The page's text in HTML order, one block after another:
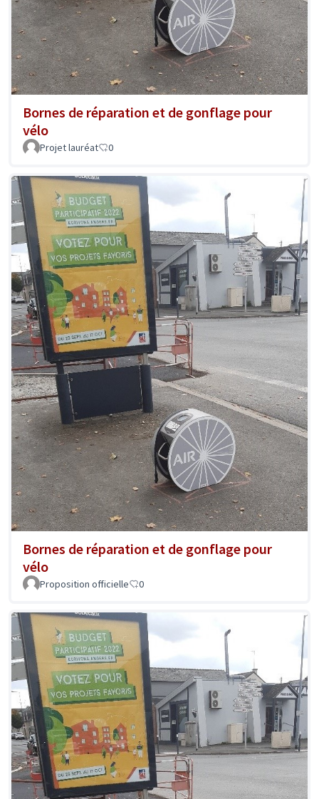
Bornes de réparation et de gonflage pour
vélo
Projet lauréat 0
Bornes de réparation et de gonflage pour
vélo
Proposition officielle 0